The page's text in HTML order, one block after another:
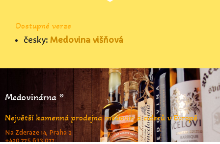
Dostupné verze
česky: Medovina višňová
Medovinárna ®
Největší kamenná prodejna medovin a ciderů v Evropě
Na Zderaze 14, Praha 2
+420 775 633 077